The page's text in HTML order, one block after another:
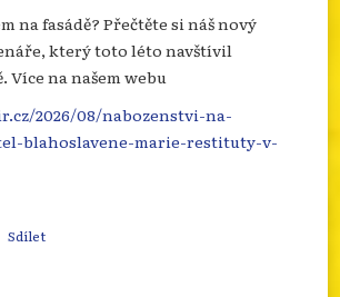
na fasádě? Přečtěte si náš nový
který toto léto navštívil
Více na našem webu
2026/08/nabozenstvi-na-
blahoslavene-marie-restituty-v-
Sdílet